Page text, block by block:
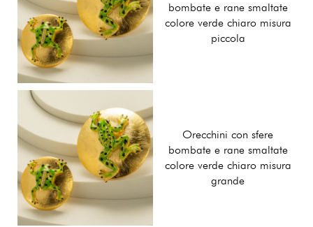
bombate e rane smaltate
colore verde chiaro misura
piccola
Orecchini con sfere
bombate e rane smaltate
colore verde chiaro misura
grande